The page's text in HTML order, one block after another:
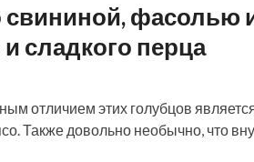
фасолью
сладкого перца
отличием этих голубцов
Также довольно необычно, что